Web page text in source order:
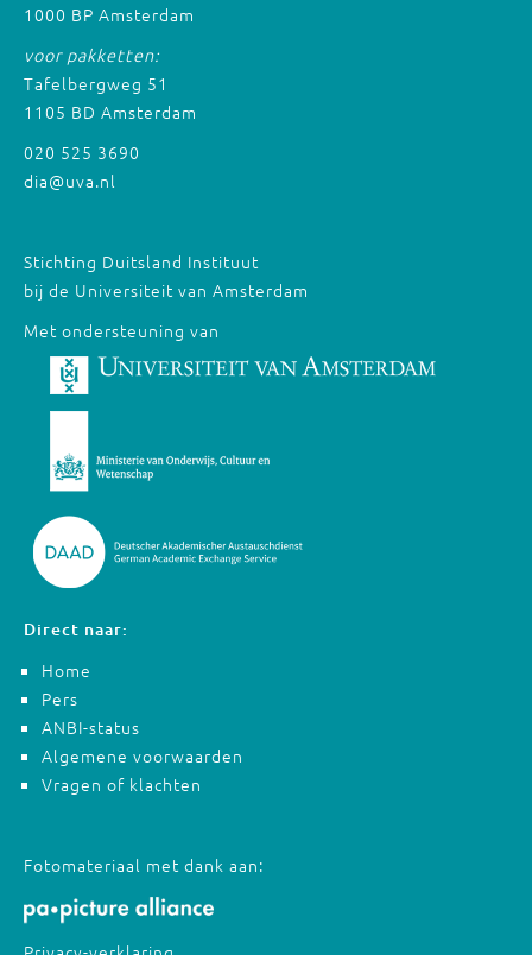
1000 BP Amsterdam
voor pakketten:
Tafelbergweg 51
1105 BD Amsterdam
020 525 3690
dia@uva.nl
Stichting Duitsland Instituut
bij de Universiteit van Amsterdam
Met ondersteuning van
Direct naar:
Home
Pers
ANBI-status
Algemene voorwaarden
Vragen of klachten
Fotomateriaal met dank aan: